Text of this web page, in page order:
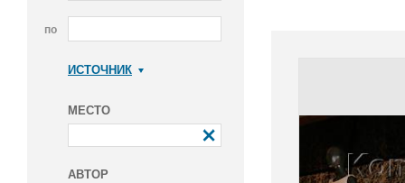
по
ИСТОЧНИК
МЕСТО
АВТОР